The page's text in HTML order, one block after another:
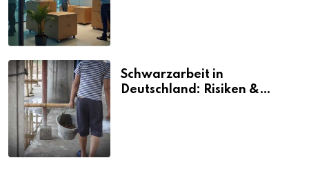
Schwarzarbeit in
Deutschland: Risiken &